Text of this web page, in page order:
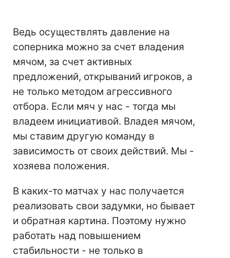
Ведь осуществлять давление на
соперника можно за счет владения
мячом, за счет активных
предложений, открываний игроков, а
не только методом агрессивного
отбора. Если мяч у нас - тогда мы
владеем инициативой. Владея мячом,
мы ставим другую команду в
зависимость от своих действий. Мы -
хозяева положения.
В каких-то матчах у нас получается
реализовать свои задумки, но бывает
и обратная картина. Поэтому нужно
работать над повышением
стабильности - не только в